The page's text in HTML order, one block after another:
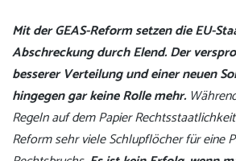
Mit der GEAS-Reform setzen die EU-
Abschreckung durch Elend.Der
besserer Verteilung und einer neuen
hingegen gar keine Rolle mehr.
Regeln auf dem Papier
Reform sehr viele Schlupflöcher für eine